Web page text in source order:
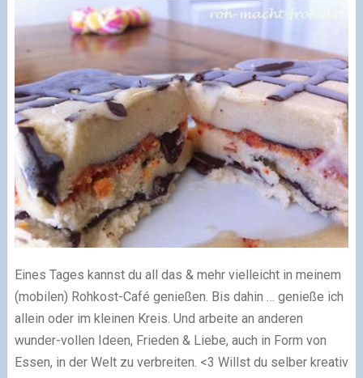
Eines Tages kannst du all das & mehr vielleicht in meinem
(mobilen) Rohkost-Café genießen. Bis dahin … genieße ich
allein oder im kleinen Kreis. Und arbeite an anderen
wunder-vollen Ideen, Frieden & Liebe, auch in Form von
Essen, in der Welt zu verbreiten. <3 Willst du selber kreativ